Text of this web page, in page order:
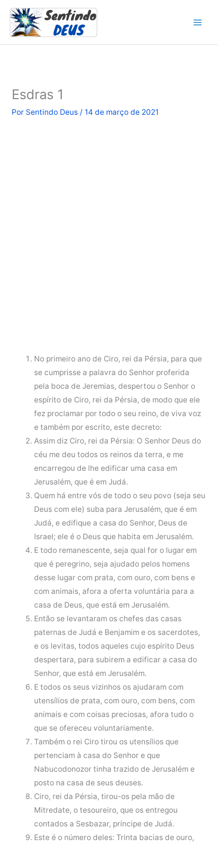
para
conteúdo
Esdras 1
Por Sentindo Deus / 14 de março de 2021
No primeiro ano de Ciro, rei da Pérsia, para que
se cumprisse a palavra do Senhor proferida
pela boca de Jeremias, despertou o Senhor o
espírito de Ciro, rei da Pérsia, de modo que ele
fez proclamar por todo o seu reino, de viva voz
e também por escrito, este decreto:
Assim diz Ciro, rei da Pérsia: O Senhor Deus do
céu me deu todos os reinos da terra, e me
encarregou de lhe edificar uma casa em
Jerusalém, que é em Judá.
Quem há entre vós de todo o seu povo (seja seu
Deus com ele) suba para Jerusalém, que é em
Judá, e edifique a casa do Senhor, Deus de
Israel; ele é o Deus que habita em Jerusalém.
E todo remanescente, seja qual for o lugar em
que é peregrino, seja ajudado pelos homens
desse lugar com prata, com ouro, com bens e
com animais, afora a oferta voluntária para a
casa de Deus, que está em Jerusalém.
Então se levantaram os chefes das casas
paternas de Judá e Benjamim e os sacerdotes,
e os levitas, todos aqueles cujo espírito Deus
despertara, para subirem a edificar a casa do
Senhor, que está em Jerusalém.
E todos os seus vizinhos os ajudaram com
utensílios de prata, com ouro, com bens, com
animais e com coisas preciosas, afora tudo o
que se ofereceu voluntariamente.
Também o rei Ciro tirou os utensílios que
pertenciam à casa do Senhor e que
Nabucodonozor tinha trazido de Jerusalém e
posto na casa de seus deuses.
Ciro, rei da Pérsia, tirou-os pela mão de
Mitredate, o tesoureiro, que os entregou
contados a Sesbazar, príncipe de Judá.
Este é o número deles: Trinta bacias de ouro,